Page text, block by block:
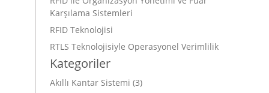
Karşılama Sistemleri
RFID Teknolojisi
RTLS Teknolojisiyle Operasyonel Verimlilik
Kategoriler
Akıllı Kantar Sistemi (3)